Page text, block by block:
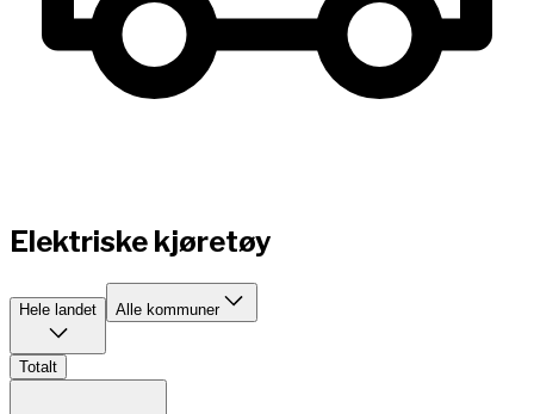
Elektriske kjøretøy
Hele landet Alle kommuner
Totalt